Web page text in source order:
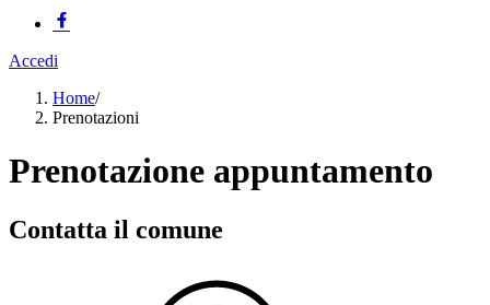
Accedi
Home/
Prenotazioni
Prenotazione appuntamento
Contatta il comune